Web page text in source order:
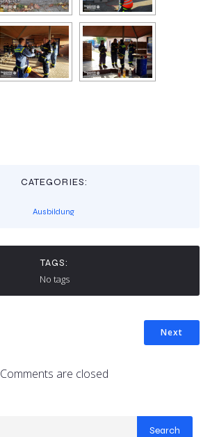
CATEGORIES:
Ausbildung
TAGS:
No tags
Next
Comments are closed
Search